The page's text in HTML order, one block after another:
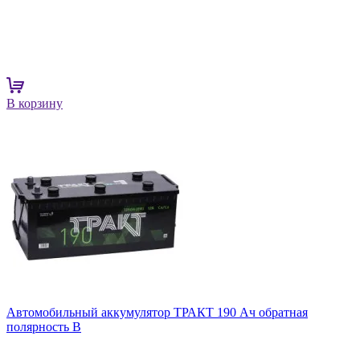
В корзину
Автомобильный аккумулятор ТРАКТ 190 Ач обратная
полярность B